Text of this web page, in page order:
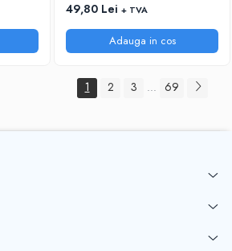
49,80 Lei + TVA
Adauga in cos
1 2 3 ... 69